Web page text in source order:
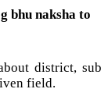
bhu naksha to
district, sub
field.